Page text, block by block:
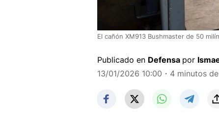
El cañón XM913 Bushmaster de 50
Publicado en Defensa por
13/01/2026 10:00 ・4 minutos